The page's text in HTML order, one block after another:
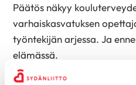
Päätös näkyy
varhaiskasvatuksen
työntekijän arjessa. Ja
elämässä.
Paula Jantunen
,